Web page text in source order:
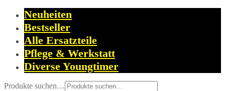
Neuheiten
Bestseller
Alle Ersatzteile
Pflege & Werkstatt
Diverse Youngtimer
Produkte suchen…